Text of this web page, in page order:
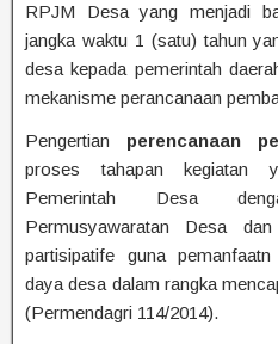
RPJM Desa yang menjadi
jangka waktu 1 (satu) tahun
desa kepada pemerintah
mekanisme perancanaan
Pengertian perencanaan
proses tahapan kegiatan
Pemerintah Desa
Permusyawaratan Desa
partisipatife guna
daya desa dalam rangka
(Permendagri 114/2014).